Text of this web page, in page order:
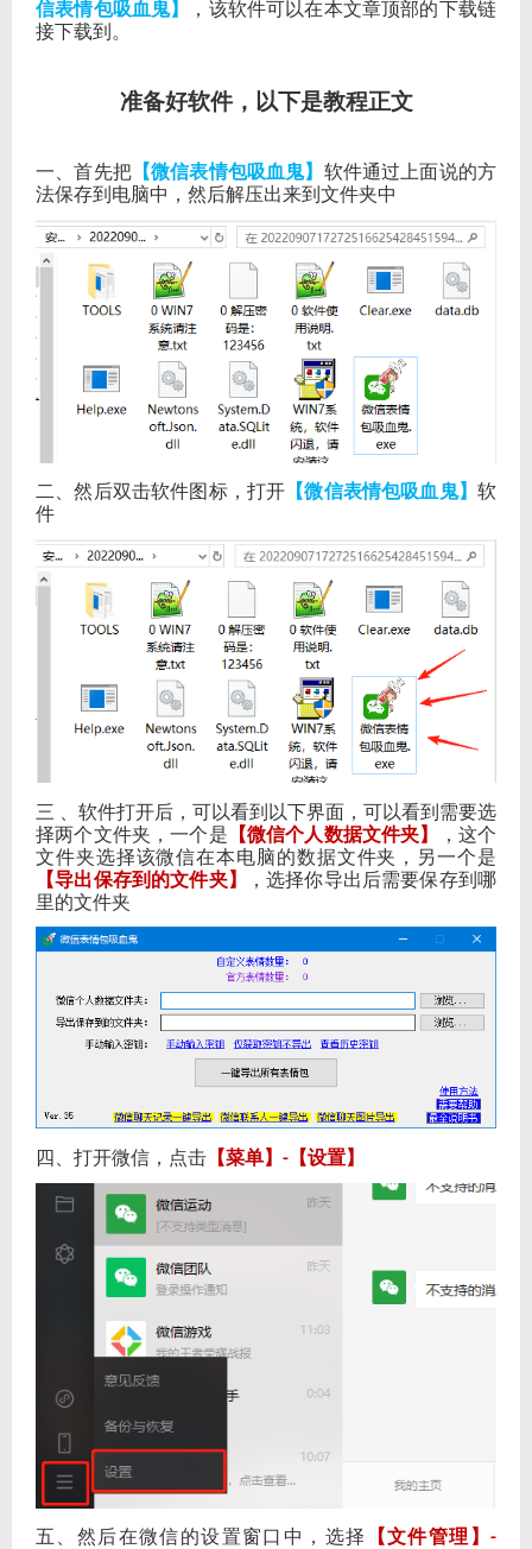
信表情包吸血鬼】
，该软件可以在本文章顶部的下载链
接下载到。
准备好软件，以下是教程正文
一、首先把【微信表情包吸血鬼】 软件通过上面说的方
法保存到电脑中，然后解压出来到文件夹中
二、然后双击软件图标，打开 【微信表情包吸血鬼】软
件
三 、软件打开后，可以看到以下界面，可以看到需要选
择两个文件夹，一个是 【微信个人数据文件夹】
，这个
文件夹选择该微信在本电脑的数据文件夹，另一个是
【导出保存到的文件夹】
，选择你导出后需要保存到哪
里的文件夹
四、打开微信，点击 【菜单】 - 【设置】
五、然后在微信的设置窗口中，选择 【文件管理】-